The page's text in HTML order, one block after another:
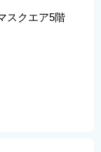
スクエア5階